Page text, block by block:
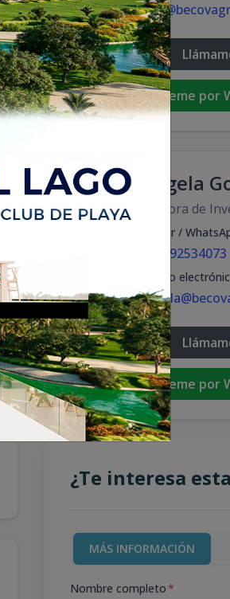
Escribeme por
Ángela
Asesora de
Celular /
+18092534073
Correo
Escribeme por
¿Te interesa
MÁS INFORMACIÓN
Nombre completo*